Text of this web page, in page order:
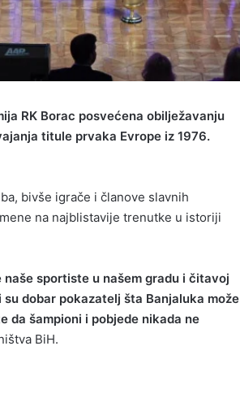
RK Borac posvećena obilježavanju
titule prvaka Evrope iz 1976.
bivše igrače i članove slavnih
na najblistavije trenutke u istoriji
sportiste u našem gradu i čitavoj
dobar pokazatelj šta Banjaluka može
da šampioni i pobjede nikada ne
BiH.